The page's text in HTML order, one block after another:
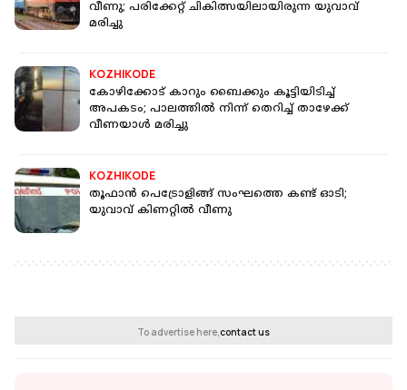
വീണു; പരിക്കേറ്റ് ചികിത്സയിലായിരുന്ന യുവാവ്
മരിച്ചു
KOZHIKODE
കോഴിക്കോട് കാറും ബൈക്കും കൂട്ടിയിടിച്ച്
അപകടം; പാലത്തില്‍ നിന്ന് തെറിച്ച് താഴേക്ക്
വീണയാള്‍ മരിച്ചു
KOZHIKODE
തൂഫാന്‍ പെട്രോളിങ്ങ് സംഘത്തെ കണ്ട് ഓടി;
യുവാവ് കിണറ്റില്‍ വീണു
To advertise here,contact us